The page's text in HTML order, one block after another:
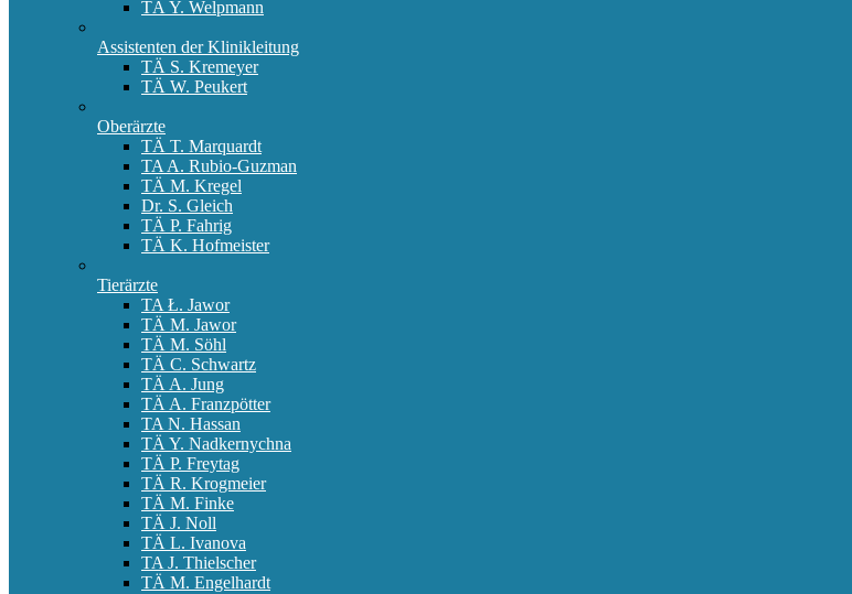
TÄ Y. Welpmann
Assistenten der Klinikleitung
TÄ S. Kremeyer
TÄ W. Peukert
Oberärzte
TÄ T. Marquardt
TA A. Rubio-Guzman
TÄ M. Kregel
Dr. S. Gleich
TÄ P. Fahrig
TÄ K. Hofmeister
Tierärzte
TA Ł. Jawor
TÄ M. Jawor
TÄ M. Söhl
TÄ C. Schwartz
TÄ A. Jung
TÄ A. Franzpötter
TA N. Hassan
TÄ Y. Nadkernychna
TÄ P. Freytag
TÄ R. Krogmeier
TÄ M. Finke
TÄ J. Noll
TÄ L. Ivanova
TA J. Thielscher
TÄ M. Engelhardt